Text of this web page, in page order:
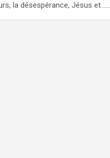
la désespérance, Jésus et……